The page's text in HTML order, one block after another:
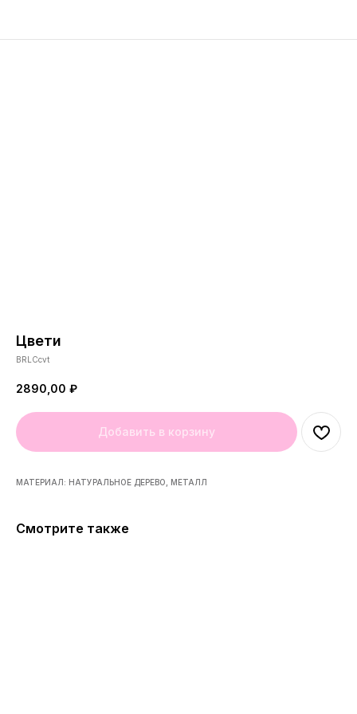
Цвети
BRLCcvt
2890,00 ₽
Добавить в корзину
МАТЕРИАЛ: НАТУРАЛЬНОЕ ДЕРЕВО, МЕТАЛЛ
Смотрите также